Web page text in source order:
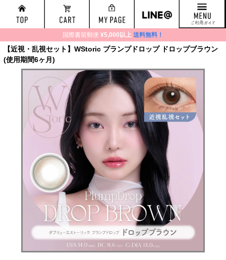
国際書留郵便 ¥5,000以上 送料無料！
【近視・乱視セット】WStoric プランプドロップ ドロップブラウン
(使用期間6ヶ月)